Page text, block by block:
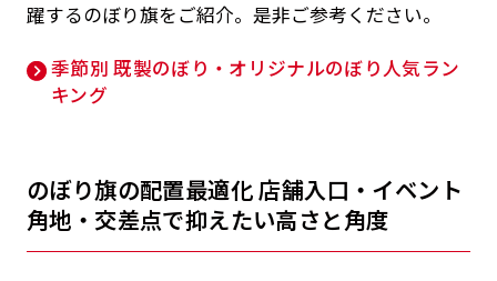
躍するのぼり旗をご紹介。是非ご参考ください。
季節別 既製のぼり・オリジナルのぼり人気ラン
キング
のぼり旗の配置最適化 店舗入口・イベント
角地・交差点で抑えたい高さと角度